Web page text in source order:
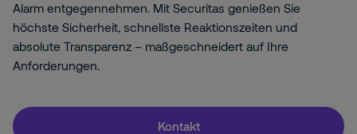
Alarm entgegennehmen. Mit Securitas genießen Sie
höchste Sicherheit, schnellste Reaktionszeiten und
absolute Transparenz – maßgeschneidert auf Ihre
Anforderungen.
Kontakt